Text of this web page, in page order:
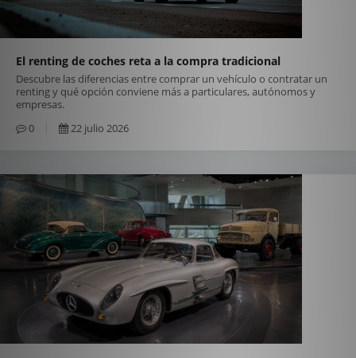
El renting de coches reta a la compra tradicional
Descubre las diferencias entre comprar un vehículo o contratar un
renting y qué opción conviene más a particulares, autónomos y
empresas.
0
22 julio 2026